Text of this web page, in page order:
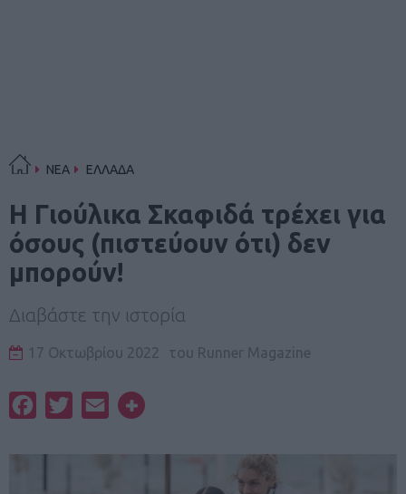
ΝΕΑ ΕΛΛΑΔΑ
Η Γιούλικα Σκαφιδά τρέχει για
όσους (πιστεύουν ότι) δεν
μπορούν!
Διαβάστε την ιστορία
17 Οκτωβρίου 2022 του Runner Magazine
FacebookTwitterEmail